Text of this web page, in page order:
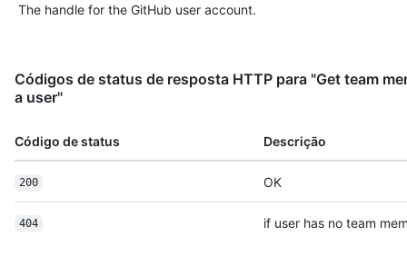
The handle for the GitHub user account.
Códigos de status de resposta HTTP para "Get team
a user"
Código de status Descrição
200 OK
404 if user has no team